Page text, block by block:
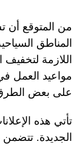
من المتوقع أن
المناطق
اللازمة
مواعيد العمل
على بعض
تأتي هذه
الجديدة.